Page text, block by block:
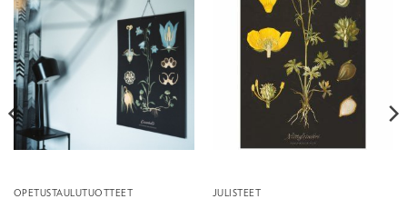
OPETUSTAULUTUOTTEET JULISTEET